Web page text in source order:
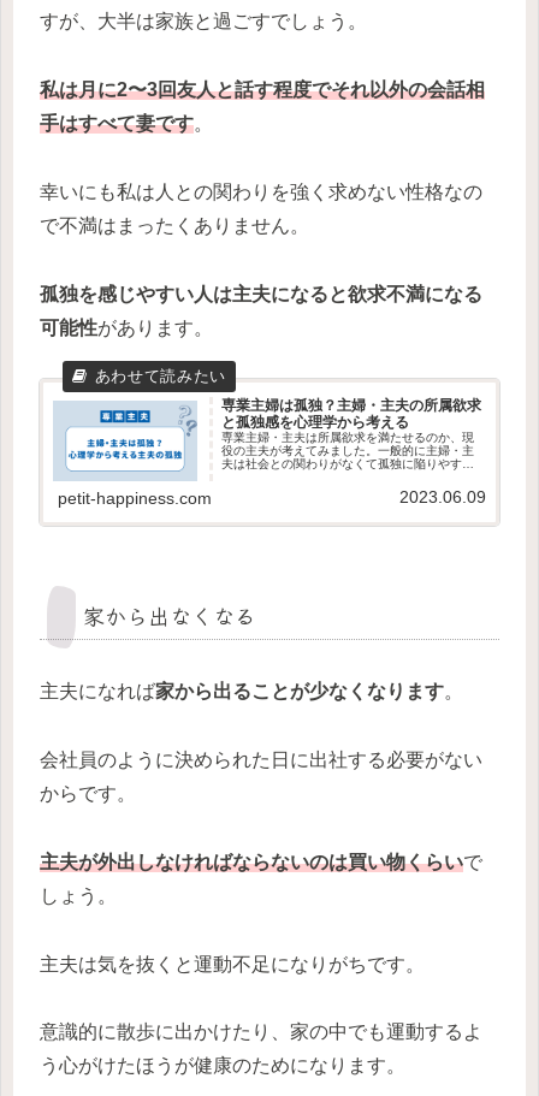
すが、大半は家族と過ごすでしょう。
私は月に2〜3回友人と話す程度でそれ以外の会話相
手はすべて妻です。
幸いにも私は人との関わりを強く求めない性格なの
で不満はまったくありません。
孤独を感じやすい人は主夫になると欲求不満になる
可能性があります。
専業主婦は孤独？主婦・主夫の所属欲求
と孤独感を心理学から考える
専業主婦・主夫は所属欲求を満たせるのか、現
役の主夫が考えてみました。一般的に主婦・主
夫は社会との関わりがなくて孤独に陥りやすい
か、主夫の立場から見解を述べています。
petit-happiness.com 2023.06.09
家から出なくなる
主夫になれば家から出ることが少なくなります。
会社員のように決められた日に出社する必要がない
からです。
主夫が外出しなければならないのは買い物くらいで
しょう。
主夫は気を抜くと運動不足になりがちです。
意識的に散歩に出かけたり、家の中でも運動するよ
う心がけたほうが健康のためになります。